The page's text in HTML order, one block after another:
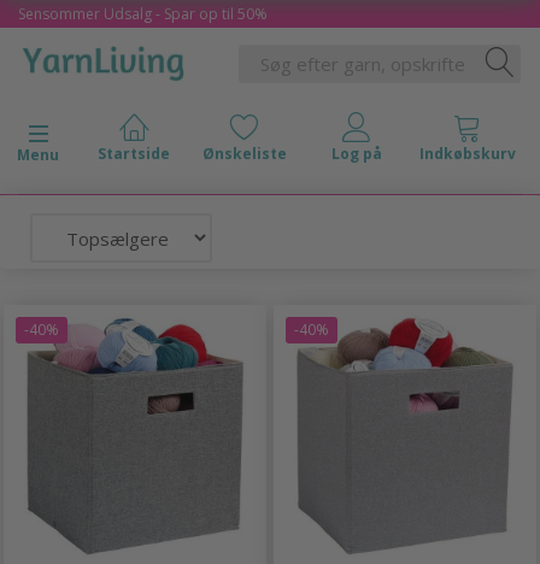
Sensommer Udsalg - Spar op til 50%
Skifte navigation
Menu
-40% -40%